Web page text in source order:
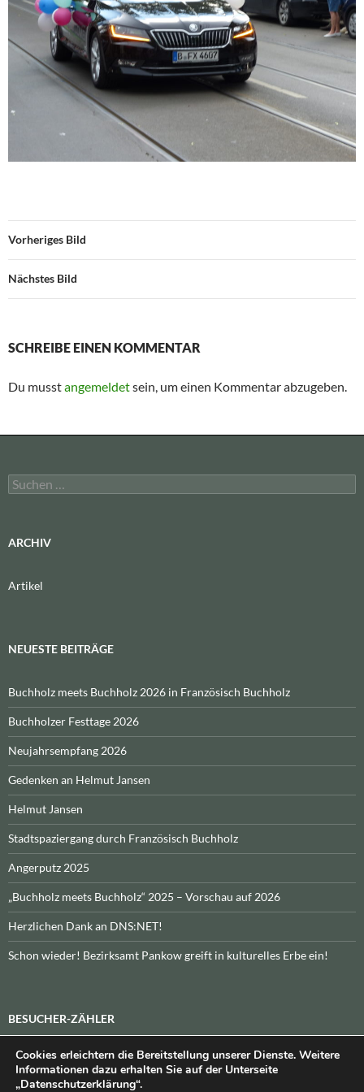
Vorheriges Bild
Nächstes Bild
SCHREIBE EINEN KOMMENTAR
Du musstangemeldetsein, um einen Kommentar abzugeben.
Suchen
nach:
ARCHIV
Artikel
NEUESTE BEITRÄGE
Buchholz meets Buchholz 2026 in Französisch Buchholz
Buchholzer Festtage 2026
Neujahrsempfang 2026
Gedenken an Helmut Jansen
Helmut Jansen
Stadtspaziergang durch Französisch Buchholz
Angerputz 2025
„Buchholz meets Buchholz“ 2025 – Vorschau auf 2026
Herzlichen Dank an DNS:NET!
Schon wieder! Bezirksamt Pankow greift in kulturelles Erbe ein!
BESUCHER-ZÄHLER
Heute:_\n\nInsgesamt:_
Cookies erleichtern die Bereitstellung unserer Dienste. Weitere
Informationen dazu erhalten Sie auf der Unterseite
„Datenschutzerklärung“.